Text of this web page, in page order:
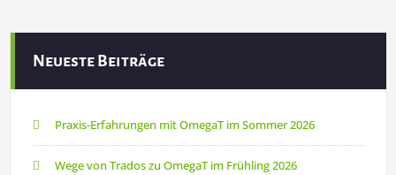
Neueste Beiträge
Praxis-Erfahrungen mit OmegaT im Sommer 2026
Wege von Trados zu OmegaT im Frühling 2026